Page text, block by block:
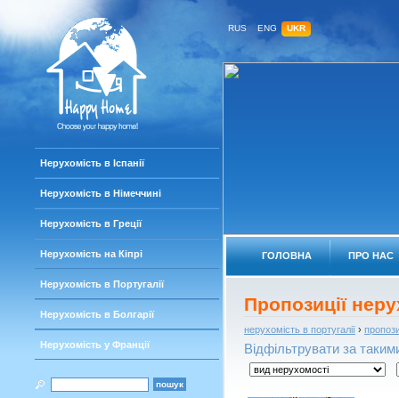
Нерухомість в Іспанії
Нерухомість в Німеччині
Нерухомість в Греції
Нерухомість на Кіпрі
Нерухомість в Португалії
Нерухомість в Болгарії
Нерухомість у Франції
RUS ENG UKR
ГОЛОВНА ПРО НАС
Пропозиції
нерухомість в португалії ›
Відфільтрувати за